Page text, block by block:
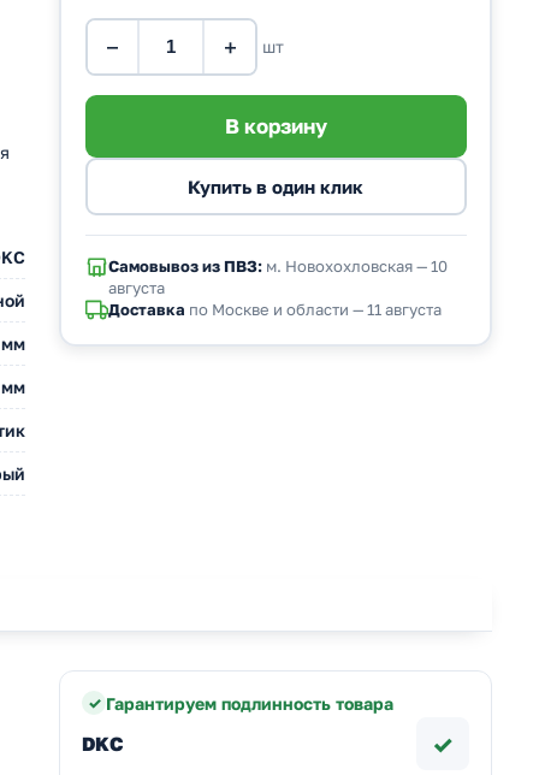
− + шт
Самовывоз из ПВЗ:м. Новохохловская — 10
августа
Доставка по Москве и области — 11 августа
Гарантируем подлинность товара
DKC ✓